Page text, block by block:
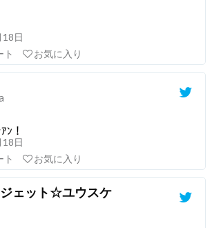
日
ト お気に入り
ﾝ！
日
ト お気に入り
ェット☆ユウスケ